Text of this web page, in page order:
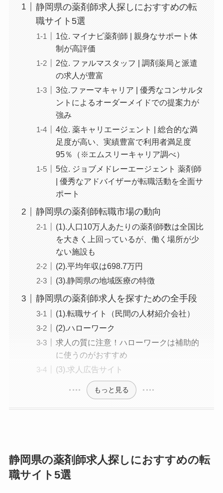
静岡県の薬剤師求人探しにおすすめの転
職サイト5選
1位. マイナビ薬剤師 | 親身なサポート体
制が高評価
2位. ファルマスタッフ | 調剤薬局と派遣
の求人が豊富
3位.ファーマキャリア | 優秀なコンサルタ
ントによるオーダーメイドでの提案力が
強み
4位. 薬キャリエージェント | 総合的な満
足度が高い、実績豊富で利用者満足度
95％（※エムスリーキャリア調べ）
5位. ジョブメドレーエージェント 薬剤師
| 優秀なアドバイザーが転職活動を全面サ
ポート
静岡県の薬剤師転職市場の動向
(1).人口10万人あたりの薬剤師数は全国比
を大きく上回っているが、働く場所が少
ない施設も
(2).平均年収は698.7万円
(3).静岡県の地域医療の特徴
静岡県の薬剤師求人を探すための全手段
(1).転職サイト（民間の人材紹介会社）
(2).ハローワーク
求人の質に注意！ハローワークは補助的
に使うのがおすすめ
(3).求人広告サイト
もっと見る
静岡県の薬剤師求人探しにおすすめの転
職サイト5選